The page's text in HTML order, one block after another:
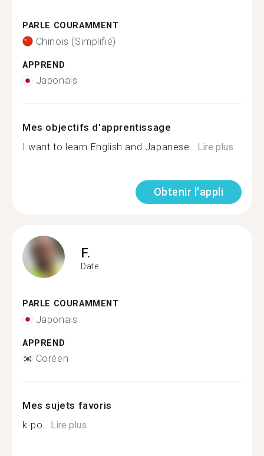
PARLE COURAMMENT
Chinois (Simplifié)
APPREND
Japonais
Mes objectifs d'apprentissage
I want to learn English and Japanese...Lire plus
Obtenir l'appli
F.
Date
PARLE COURAMMENT
Japonais
APPREND
Coréen
Mes sujets favoris
k-po...Lire plus